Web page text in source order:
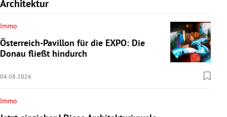
Architektur
Immo
Österreich-Pavillon für die EXPO: Die
Donau fließt hindurch
04.08.2026
Immo